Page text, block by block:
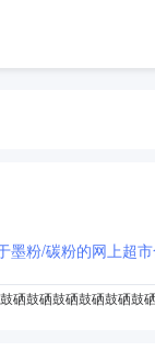
墨粉/碳粉的网上超
硒鼓硒鼓硒鼓硒鼓硒鼓